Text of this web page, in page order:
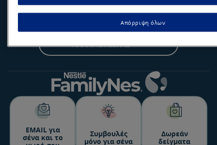
Nestlé FamilyNes Greece
ΑΛΛΑΓΉ ΧΏΡΑΣ
ΕΜΑΙL για
σένα και το
Συμβουλές
μόνο για σένα
Δωρεάν
δείγματα
Απόρριψη όλων